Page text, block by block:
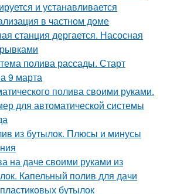
и устанавливается
в частном доме
станция дергается. Насосная
полива рассады. Старт
9 марта
полива своими руками.
для автоматической системы
из бутылок. Плюсы и минусы
на даче своими руками из
Капельный полив для дачи
бутылок